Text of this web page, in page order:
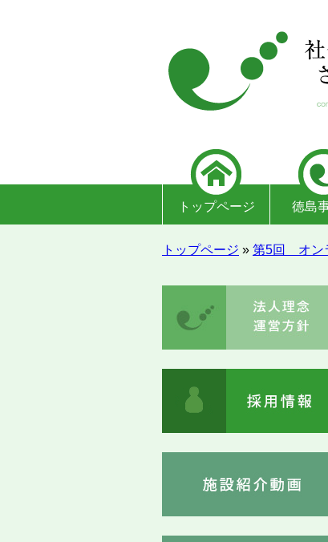
トップページ 徳島
トップページ » 第5回 オン